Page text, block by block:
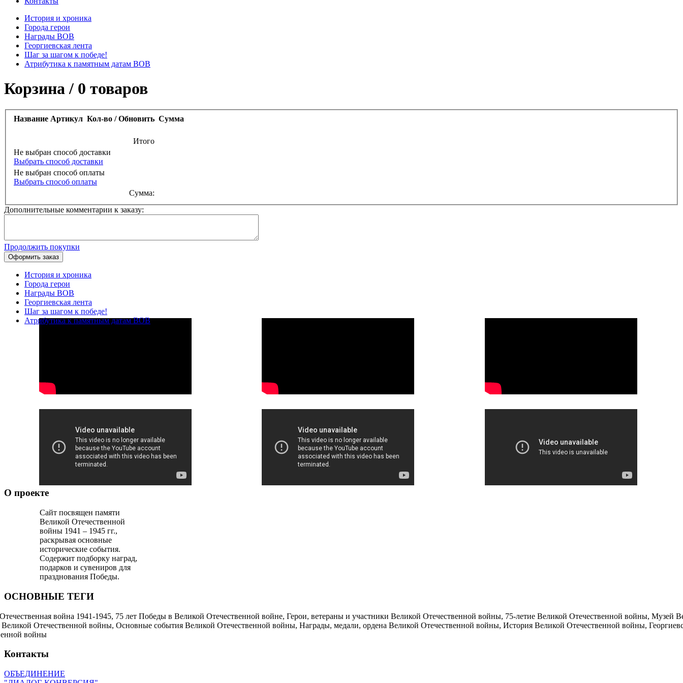
История и хроника
Города герои
Награды ВОВ
Георгиевская лента
Шаг за шагом к победе!
Атрибутика к памятным датам ВОВ
Корзина/ 0 товаров
Название Артикул Кол-во / Обновить Сумма
Итого
Не выбран способ доставки
Выбрать способ доставки
Не выбран способ оплаты
Выбрать способ оплаты
Сумма:
Дополнительные комментарии к заказу:
Продолжить покупки
Оформить заказ
История и хроника
Города герои
Награды ВОВ
Георгиевская лента
Шаг за шагом к победе!
Атрибутика к памятным датам ВОВ
О проекте
Сайт посвящен памяти
Великой Отечественной
войны 1941 – 1945 гг.,
раскрывая основные
исторические события.
Содержит подборку наград,
подарков и сувениров для
празднования Победы.
ОСНОВНЫЕ ТЕГИ
война 1941-1945, 75 лет Победы в Великой Отечественной войне, Герои, ветераны и участники Великой Отечественной войны, 75-летие Великой Отечественной войны,
Отечественной войны, Основные события Великой Отечественной войны, Награды, медали, ордена Великой Отечественной войны, История Великой Отечественной войны,
войны
Контакты
ОБЪЕДИНЕНИЕ